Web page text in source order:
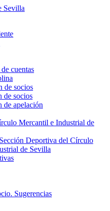
cuentas
de socios
de socios
de apelación
Mercantil e Industrial de
Deportiva del Círculo
de Sevilla
Sugerencias